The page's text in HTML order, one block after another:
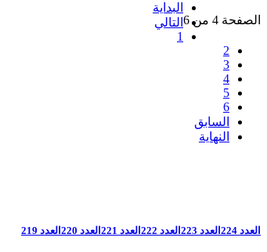
الصفحة 4 من 6
البداية
التالي
1
2
3
4
5
6
السابق
النهاية
العدد 224 العدد 223 العدد 222 العدد 221 العدد 220 العدد 219